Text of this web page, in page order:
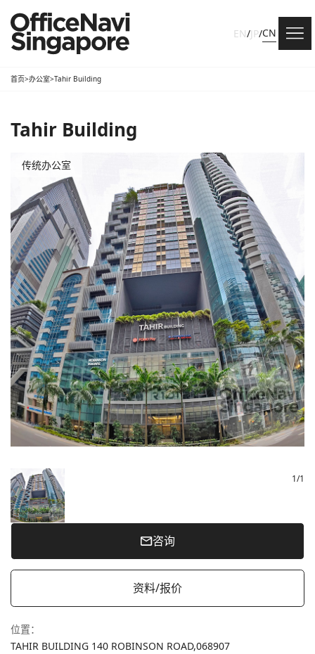
EN/JP/CN
首页>办公室>Tahir Building
Tahir Building
传统办公室
1/1
咨询
资料/报价
位置：
TAHIR BUILDING 140 ROBINSON ROAD,068907